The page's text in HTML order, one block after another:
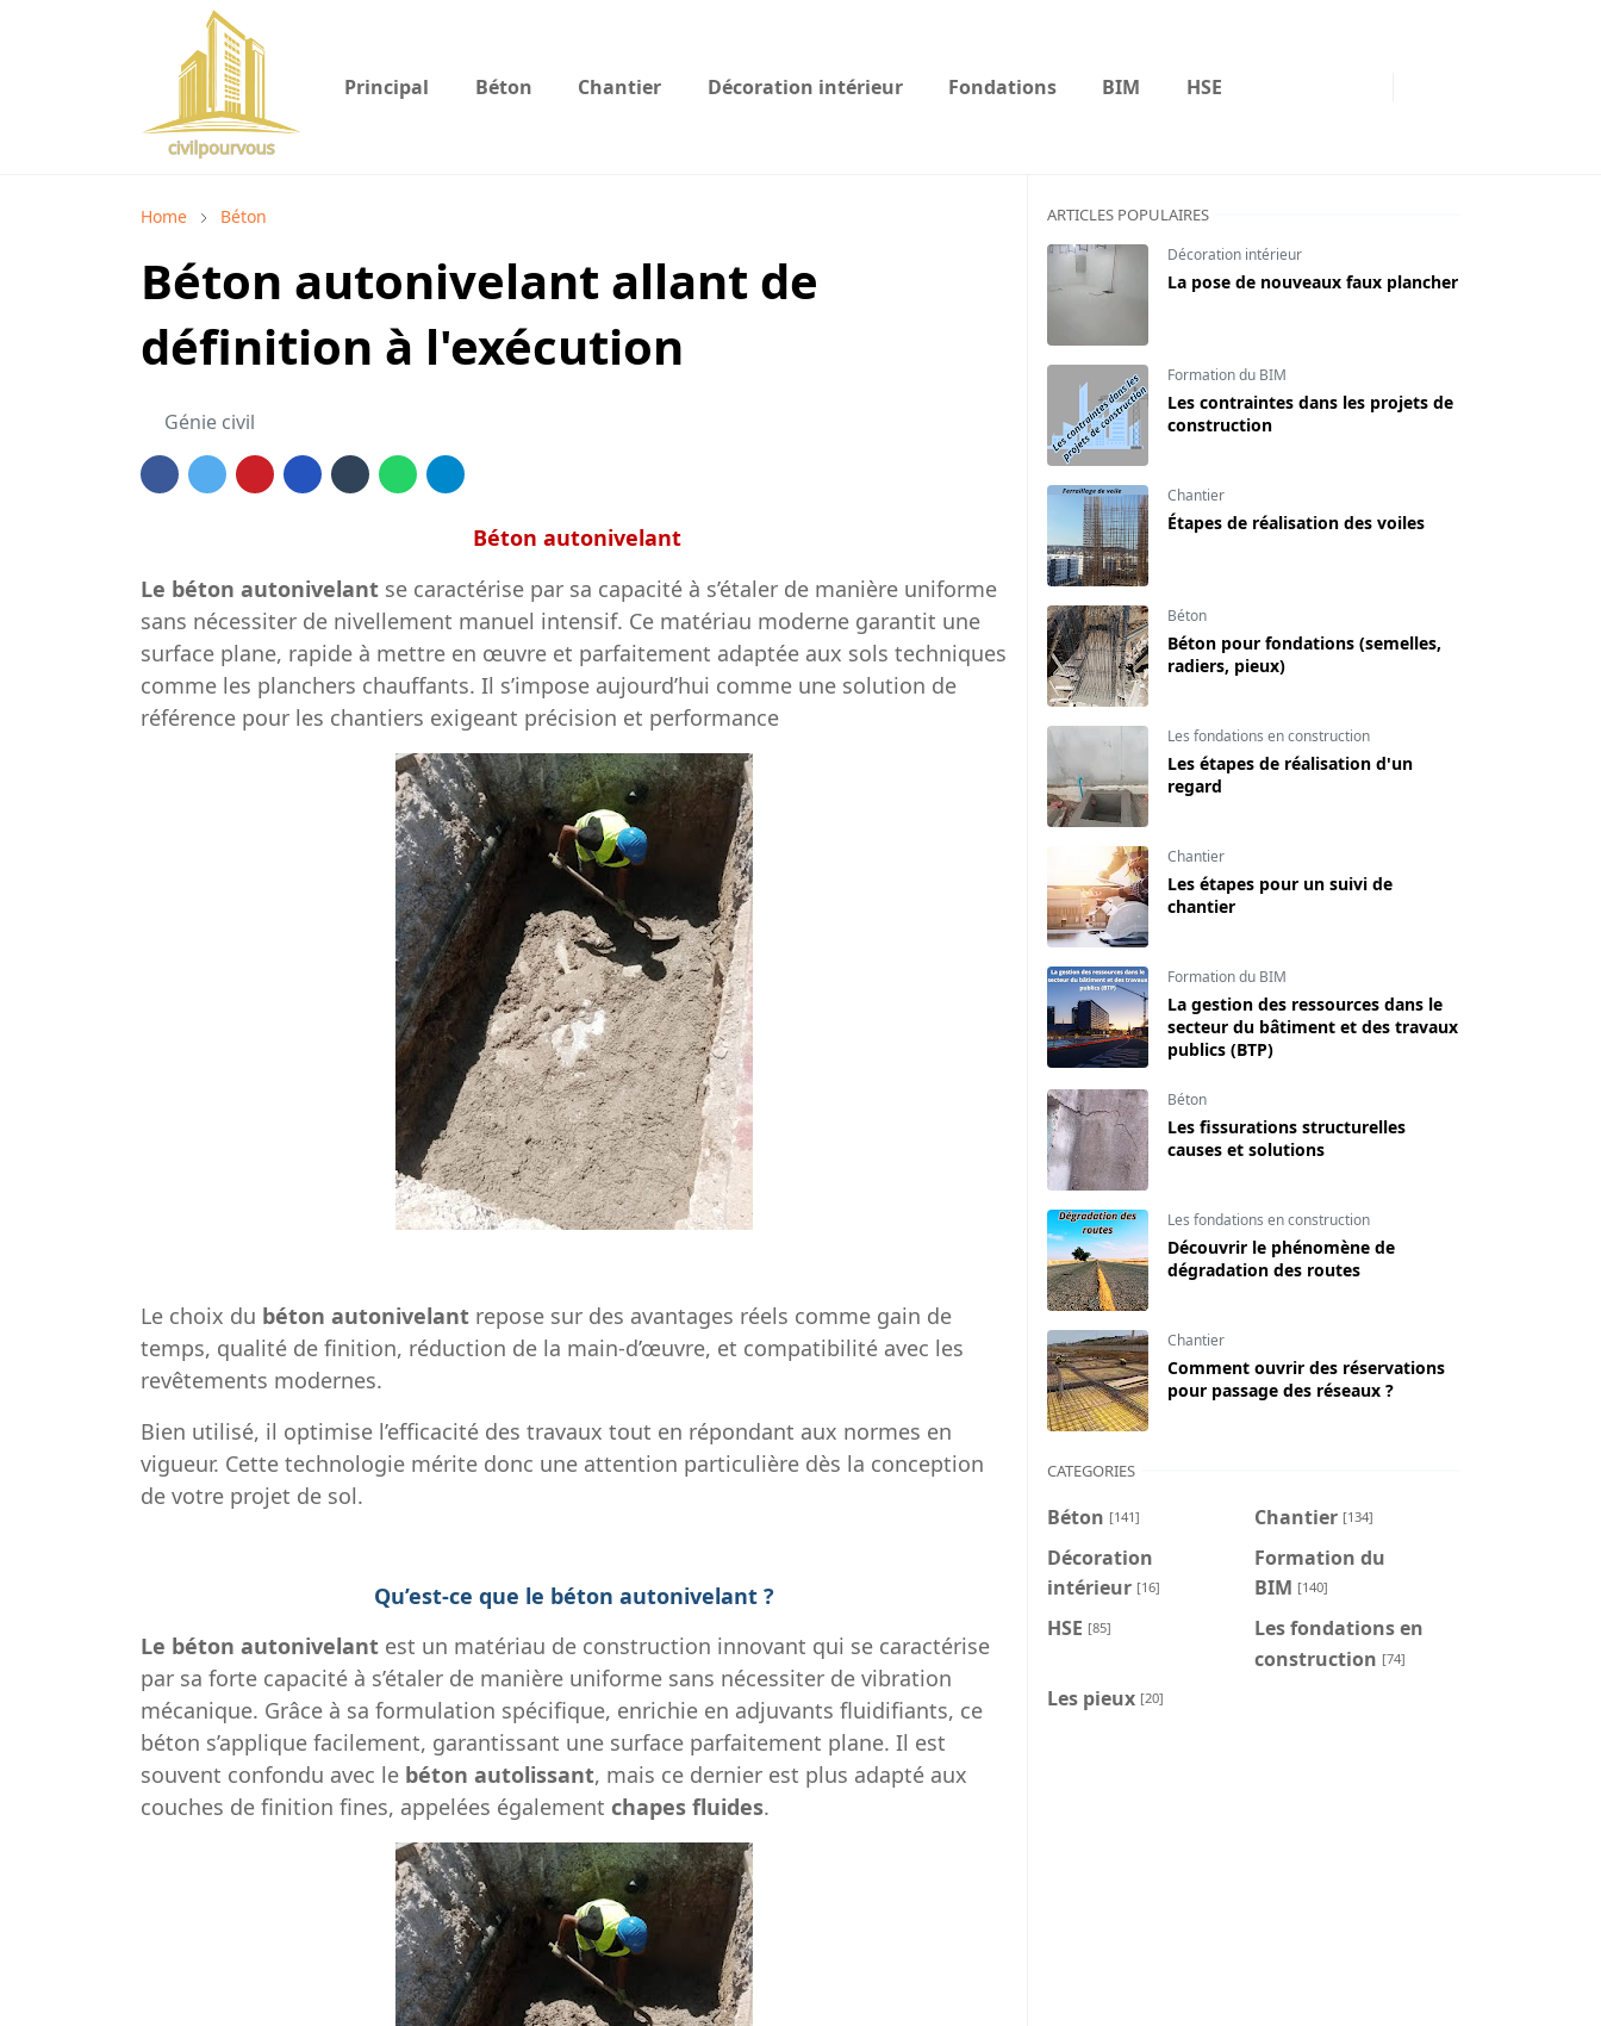
Principal Béton Chantier Décoration intérieur Fondations BIM HSE
Home Béton
Béton autonivelant allant de
définition à l'exécution
Génie civil
Béton autonivelant
Le béton autonivelant se caractérise par sa capacité à s’étaler de manière uniforme
sans nécessiter de nivellement manuel intensif. Ce matériau moderne garantit une
surface plane, rapide à mettre en œuvre et parfaitement adaptée aux sols techniques
comme les planchers chauffants. Il s’impose aujourd’hui comme une solution de
référence pour les chantiers exigeant précision et performance
Le choix du béton autonivelant repose sur des avantages réels comme gain de
temps, qualité de finition, réduction de la main-d’œuvre, et compatibilité avec les
revêtements modernes.
Bien utilisé, il optimise l’efficacité des travaux tout en répondant aux normes en
vigueur. Cette technologie mérite donc une attention particulière dès la conception
de votre projet de sol.
Qu’est-ce que le béton autonivelant ?
Le béton autonivelant est un matériau de construction innovant qui se caractérise
par sa forte capacité à s’étaler de manière uniforme sans nécessiter de vibration
mécanique. Grâce à sa formulation spécifique, enrichie en adjuvants fluidifiants, ce
béton s’applique facilement, garantissant une surface parfaitement plane. Il est
souvent confondu avec le béton autolissant, mais ce dernier est plus adapté aux
couches de finition fines, appelées également chapes fluides.
ARTICLES POPULAIRES
Décoration intérieur
La pose de nouveaux faux plancher
Formation du BIM
Les contraintes dans les projets de
construction
Chantier
Étapes de réalisation des voiles
Béton
Béton pour fondations (semelles,
radiers, pieux)
Les fondations en construction
Les étapes de réalisation d'un
regard
Chantier
Les étapes pour un suivi de
chantier
Formation du BIM
La gestion des ressources dans le
secteur du bâtiment et des travaux
publics (BTP)
Béton
Les fissurations structurelles
causes et solutions
Les fondations en construction
Découvrir le phénomène de
dégradation des routes
Chantier
Comment ouvrir des réservations
pour passage des réseaux ?
CATEGORIES
Béton [141] Chantier [134]
Décoration
intérieur [16]
Formation du
BIM [140]
HSE [85]
Les fondations en
construction [74]
Les pieux [20]